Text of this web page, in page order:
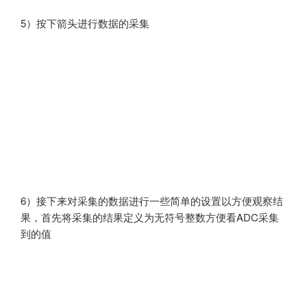
5）按下箭头进行数据的采集
6）接下来对采集的数据进行一些简单的设置以方便观察结
果，首先将采集的结果定义为无符号整数方便看ADC采集
到的值